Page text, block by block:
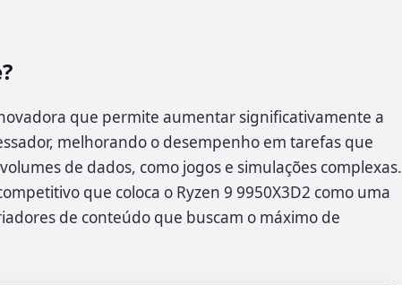
que permite aumentar significativamente a
melhorando o desempenho em tarefas que
de dados, como jogos e simulações complexas.
que coloca o Ryzen 9 9950X3D2 como uma
de conteúdo que buscam o máximo de